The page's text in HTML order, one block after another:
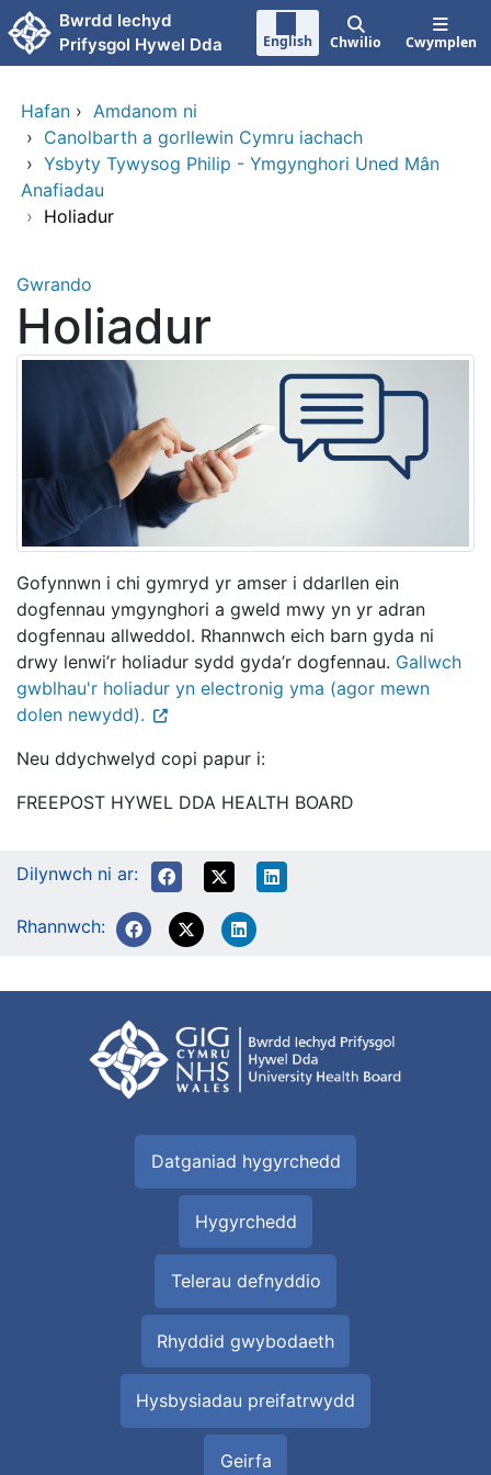
Neidio i'r prif gynnwy
Bwrdd Iechyd
Prifysgol Hywel Dda
English Chwilio Cwymplen
Hafan › Amdanom ni
› Canolbarth a gorllewin Cymru iachach
› Ysbyty Tywysog Philip - Ymgynghori Uned Mân
Anafiadau
› Holiadur
Gwrando
Holiadur
Gofynnwn i chi gymryd yr amser i ddarllen ein
dogfennau ymgynghori a gweld mwy yn yr adran
dogfennau allweddol. Rhannwch eich barn gyda ni
drwy lenwi’r holiadur sydd gyda’r dogfennau. Gallwch
gwblhau'r holiadur yn electronig yma (agor mewn
dolen newydd).
Neu ddychwelyd copi papur i:
FREEPOST HYWEL DDA HEALTH BOARD
Dilynwch ni ar:
Rhannwch:
Datganiad hygyrchedd
Hygyrchedd
Telerau defnyddio
Rhyddid gwybodaeth
Hysbysiadau preifatrwydd
Geirfa